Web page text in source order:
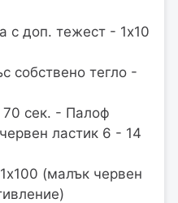
с доп. тежест - 1х10
собствено тегло -
сек. - Палоф
ластик 6 - 14
(малък червен